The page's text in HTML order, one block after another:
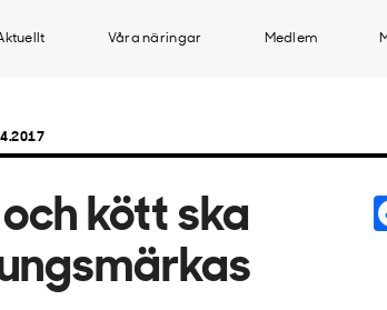
Våra näringar Medlem
kött ska